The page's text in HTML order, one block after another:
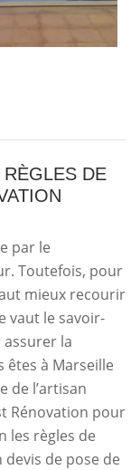
DE
par le
Toutefois, pour
mieux recourir
vaut le savoir-
la
êtes à Marseille
de l’artisan
Rénovation pour
les règles de
devis de pose de